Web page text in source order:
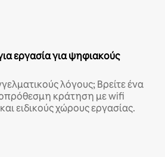
εργασία για ψηφιακούς
λόγους; Βρείτε ένα
κράτηση με wifi
ειδικούς χώρους εργασίας.